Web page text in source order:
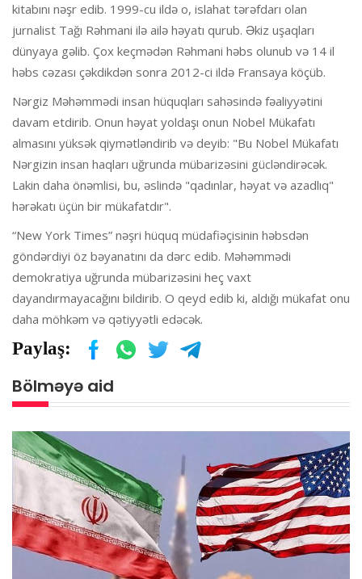
kitabını nəşr edib. 1999-cu ildə o, islahat tərəfdarı olan
jurnalist Tağı Rəhmani ilə ailə həyatı qurub. Əkiz uşaqları
dünyaya gəlib. Çox keçmədən Rəhmani həbs olunub və 14 il
həbs cəzası çəkdikdən sonra 2012-ci ildə Fransaya köçüb.
Nərgiz Məhəmmədi insan hüquqları sahəsində fəaliyyətini
davam etdirib. Onun həyat yoldaşı onun Nobel Mükafatı
almasını yüksək qiymətləndirib və deyib: "Bu Nobel Mükafatı
Nərgizin insan haqları uğrunda mübarizəsini gücləndirəcək.
Lakin daha önəmlisi, bu, əslində "qadınlar, həyat və azadlıq"
hərəkatı üçün bir mükafatdır".
“New York Times” nəşri hüquq müdafiəçisinin həbsdən
göndərdiyi öz bəyanatını da dərc edib. Məhəmmədi
demokratiya uğrunda mübarizəsini heç vaxt
dayandırmayacağını bildirib. O qeyd edib ki, aldığı mükafat onu
daha möhkəm və qətiyyətli edəcək.
Paylaş:
Bölməyə aid